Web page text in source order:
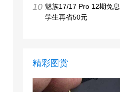
10 魅族17/17 Pro 12期免
学生再省50元
精彩图赏